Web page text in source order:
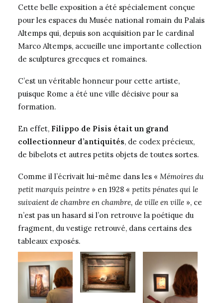
Cette belle exposition a été spécialement conçue
pour les espaces du Musée national romain du Palais
Altemps qui, depuis son acquisition par le cardinal
Marco Altemps, accueille une importante collection
de sculptures grecques et romaines.
C’est un véritable honneur pour cette artiste,
puisque Rome a été une ville décisive pour sa
formation.
En effet, Filippo de Pisis était un grand
collectionneur d’antiquités, de codex précieux,
de bibelots et autres petits objets de toutes sortes.
Comme il l’écrivait lui-même dans les « Mémoires du
petit marquis peintre » en 1928 « petits pénates qui le
suivaient de chambre en chambre, de ville en ville », ce
n’est pas un hasard si l’on retrouve la poétique du
fragment, du vestige retrouvé, dans certains des
tableaux exposés.